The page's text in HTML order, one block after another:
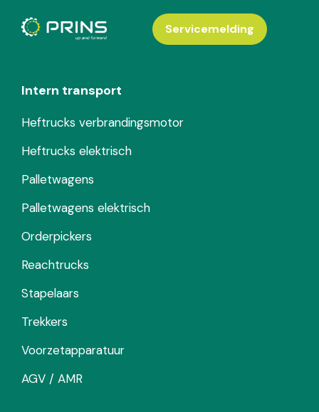
Intern transport
Heftrucks verbrandingsmotor
Heftrucks elektrisch
Palletwagens
Palletwagens elektrisch
Orderpickers
Reachtrucks
Stapelaars
Trekkers
Voorzetapparatuur
AGV / AMR
Servicemelding